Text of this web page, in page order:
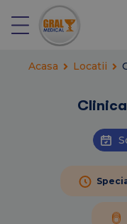
Acasa Locatii